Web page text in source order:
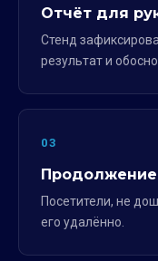
Отчёт для
Стенд
результат и
03
Посетители, не
его удалённо.